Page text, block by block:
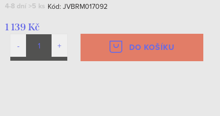
4-8 dní >5 ks Kód: JVBRM017092
1 139 Kč
DO KOŠÍKU